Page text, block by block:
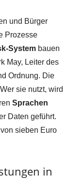
und Bürger
Prozesse
System bauen
May, Leiter des
Ordnung. Die
sie nutzt, wird
Sprachen
Daten geführt.
sieben Euro
in